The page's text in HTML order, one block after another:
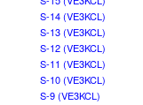
S-14 (VE3KCL)
S-13 (VE3KCL)
S-12 (VE3KCL)
S-11 (VE3KCL)
S-10 (VE3KCL)
S-9 (VE3KCL)